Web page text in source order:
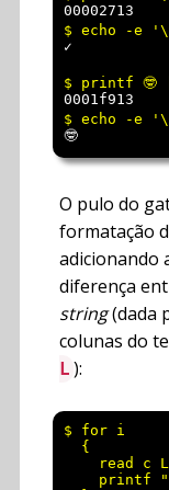
00002713
✓
0001f913
🤓
O pulo do
formatação
adicionando
diferença
string(dada
colunas do
L ):
$ for i
  {
read c
printf